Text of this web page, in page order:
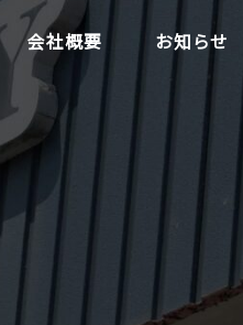
会社概要 お知らせ